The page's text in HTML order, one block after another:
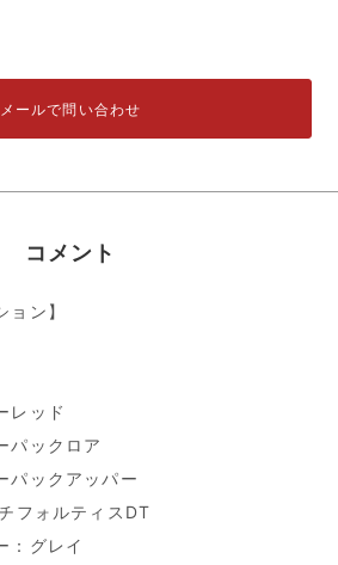
メールで問い合わせ
コメント
ョン】
レッド
パックロア
パックアッパー
フォルティスDT
：グレイ